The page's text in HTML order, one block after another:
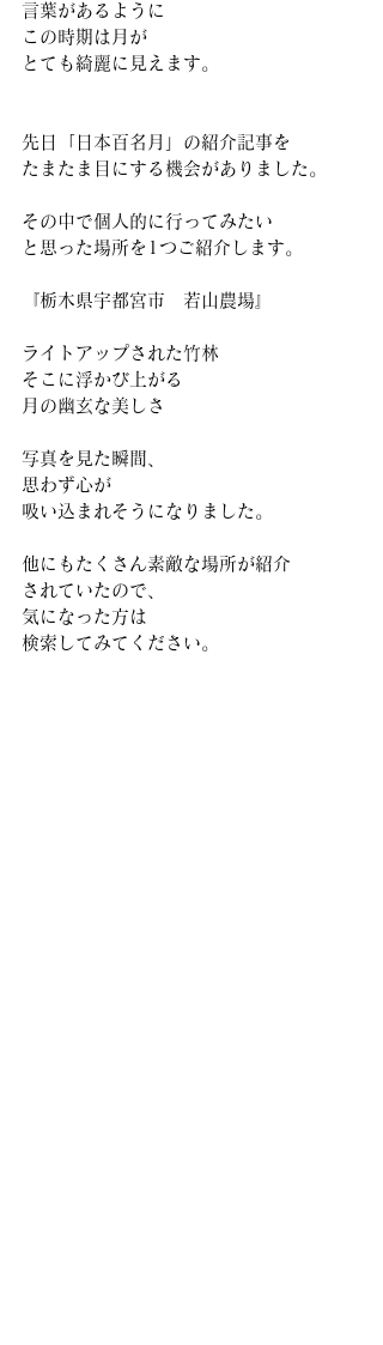
言葉があるように
この時期は月が
とても綺麗に見えます。
先日「日本百名月」の紹介記事を
たまたま目にする機会がありました。
その中で個人的に行ってみたい
と思った場所を1つご紹介します。
『栃木県宇都宮市　若山農場』
ライトアップされた竹林
そこに浮かび上がる
月の幽玄な美しさ
写真を見た瞬間、
思わず心が
吸い込まれそうになりました。
他にもたくさん素敵な場所が紹介
されていたので、
気になった方は
検索してみてください。